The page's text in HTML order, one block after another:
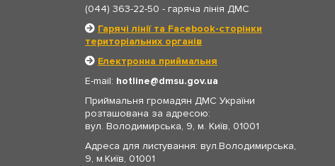
(044) 363-22-50 - гаряча лінія ДМС
Гарячі лінії та Facebook-сторінки
територіальних органів
Електронна приймальня
E-mail: hotline
dmsu.gov.ua
Приймальня громадян ДМС України
розташована за адресою:
вул. Володимирська, 9, м. Київ, 01001
Адреса для листування: вул.Володимирська,
9, м.Київ, 01001